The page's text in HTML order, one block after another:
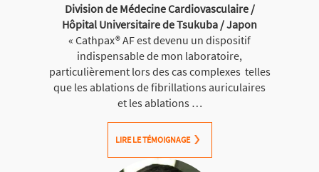
Division de Médecine Cardiovasculaire /
Hôpital Universitaire de Tsukuba / Japon
« Cathpax® AF est devenu un dispositif
indispensable de mon laboratoire,
particulièrement lors des cas complexes telles
que les ablations de fibrillations auriculaires
et les ablations …
LIRE LE TÉMOIGNAGE